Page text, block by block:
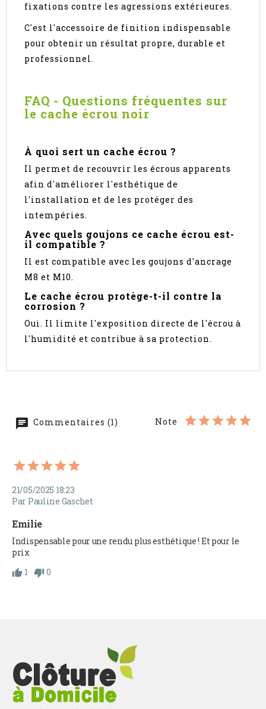
fixations contre les agressions extérieures.
C'est l'accessoire de finition indispensable
pour obtenir un résultat propre, durable et
professionnel.
FAQ - Questions fréquentes sur
le cache écrou noir
À quoi sert un cache écrou ?
Il permet de recouvrir les écrous apparents
afin d'améliorer l'esthétique de
l'installation et de les protéger des
intempéries.
Avec quels goujons ce cache écrou est-
il compatible ?
Il est compatible avec les goujons d'ancrage
M8 et M10.
Le cache écrou protège-t-il contre la
corrosion ?
Oui. Il limite l'exposition directe de l'écrou à
l'humidité et contribue à sa protection.
Commentaires (1) Note
21/05/2025 18:23
Par Pauline Gaschet
Emilie
Indispensable pour une rendu plus esthétique ! Et pour le
prix
1
0